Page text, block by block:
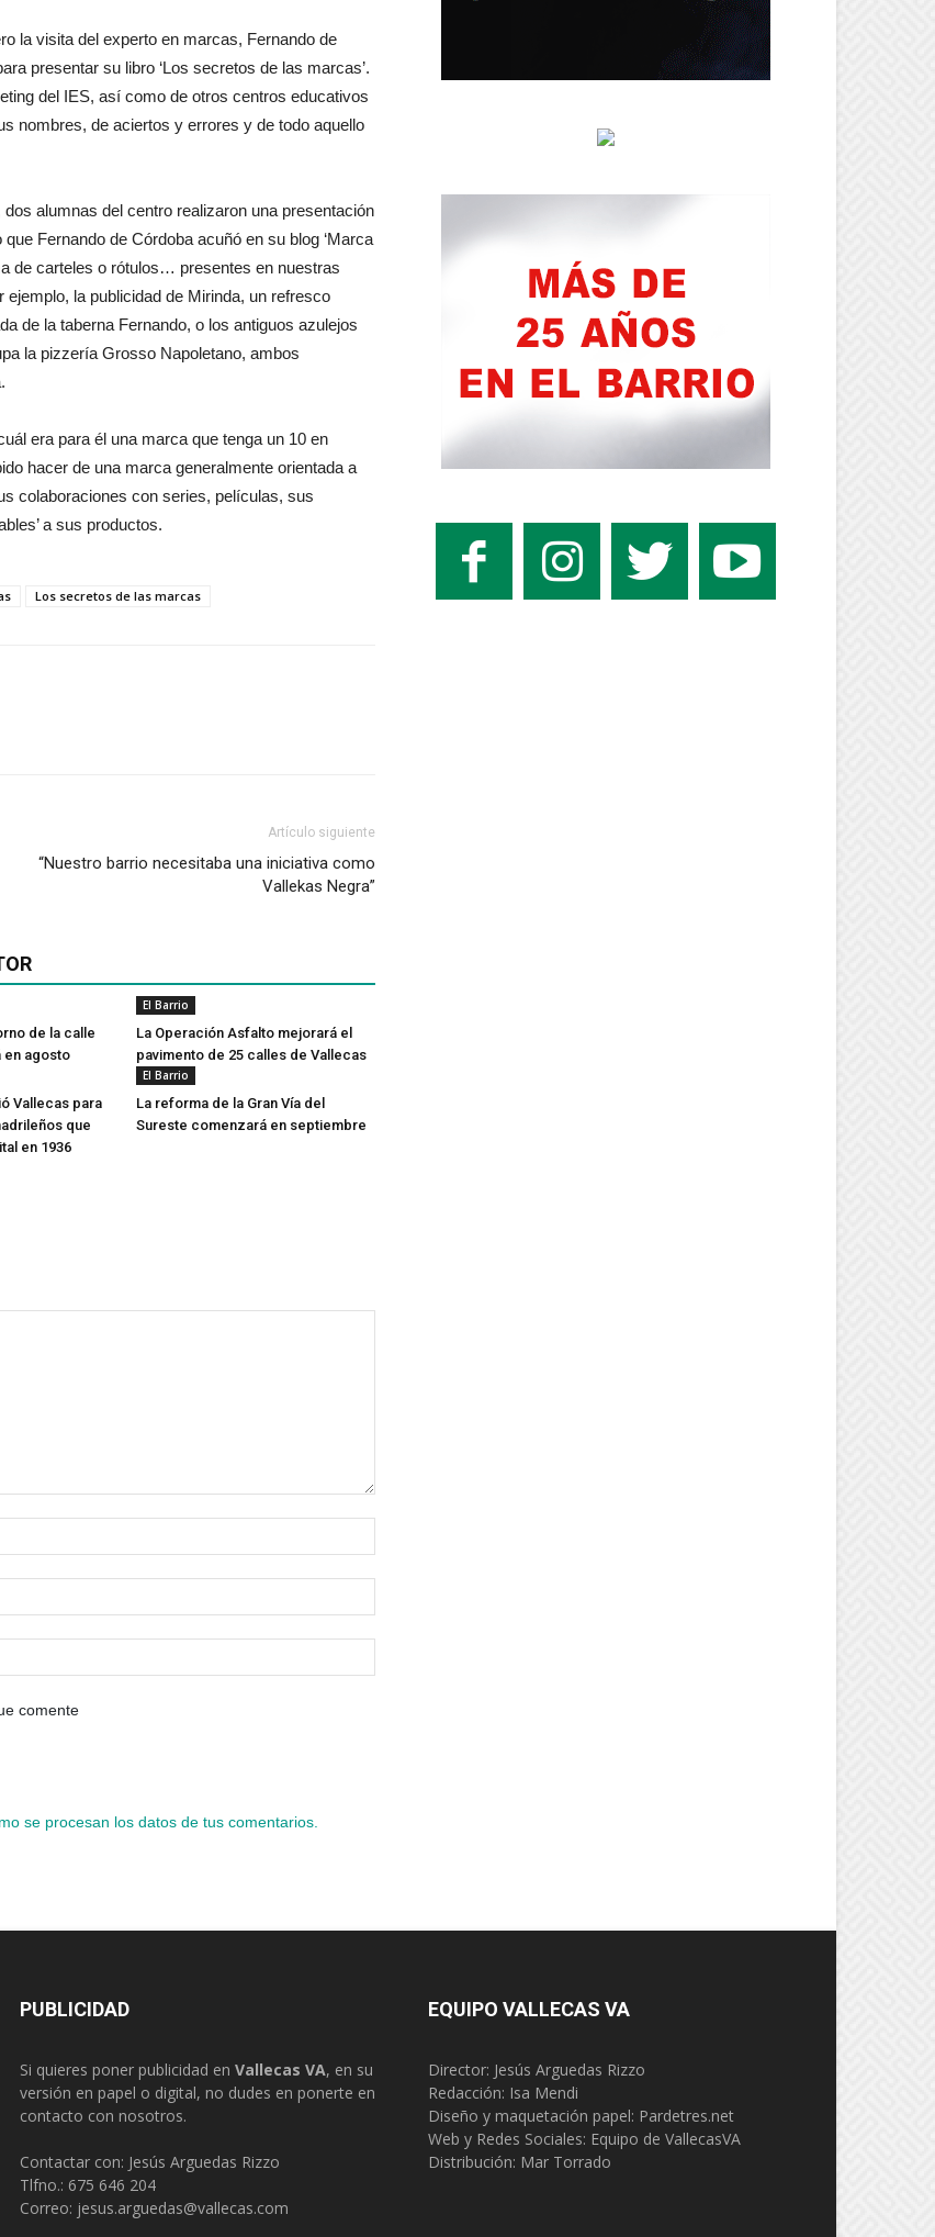
la visita del experto en marcas, Fernando de
presentar su libro ‘Los secretos de las marcas’.
del IES, así como de otros centros educativos
nombres, de aciertos y errores y de todo aquello
alumnas del centro realizaron una presentación
Fernando de Córdoba acuñó en su blog ‘Marca
de carteles o rótulos… presentes en nuestras
la publicidad de Mirinda, un refresco
de la taberna Fernando, o los antiguos azulejos
la pizzería Grosso Napoletano, ambos
era para él una marca que tenga un 10 en
hacer de una marca generalmente orientada a
colaboraciones con series, películas, sus
a sus productos.
Los secretos de las marcas
Artículo siguiente
“Nuestro barrio necesitaba una iniciativa como
Vallekas Negra”
de la calle
en agosto
El Barrio
La Operación Asfalto mejorará el
pavimento de 25 calles de Vallecas
Vallecas para
que
en 1936
El Barrio
La reforma de la Gran Vía del
Sureste comenzará en septiembre
comente
se procesan los datos de tus comentarios.
PUBLICIDAD
Si quieres poner publicidad en Vallecas VA, en su
versión en papel o digital, no dudes en ponerte en
contacto con nosotros.
Contactar con: Jesús Arguedas Rizzo
Tlfno.: 675 646 204
Correo: jesus.arguedas@vallecas.com
EQUIPO VALLECAS VA
Director: Jesús Arguedas Rizzo
Redacción: Isa Mendi
Diseño y maquetación papel: Pardetres.net
Web y Redes Sociales: Equipo de VallecasVA
Distribución: Mar Torrado